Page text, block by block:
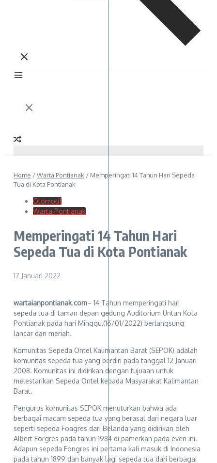
Home /Warta Pontianak / Memperingati 14 Tahun Hari Sepeda
Tua di Kota Pontianak
Otomotif
Warta Pontianak
Memperingati 14 Tahun Hari
Sepeda Tua di Kota Pontianak
17 Januari 2022
wartaianpontianak.com– 14 Tahun memperingati hari
sepeda tua di taman depan gedung Auditorium Untan Kota
Pontianak pada hari Minggu,(16/01/2022) berlangsung
lancar dan meriah.
Komunitas Sepeda Ontel Kalimantan Barat (SEPOK) adalah
komunitas sepeda tua yang berdiri pada tanggal 12 Januari
2008. Komunitas ini didirikan dengan tujuaan untuk
melestarikan Sepeda Ontel kepada Masyarakat Kalimantan
Barat.
Pengurus komunitas SEPOK menuturkan bahwa ada
berbagai macam sepeda tua yang berasal dari negara luar
seperti sepeda Foagres dari Belanda yang didirikan oleh
Albert Forgres pada tahun 1984 di pamerkan pada even ini.
Adapun sepeda Fongres ini pertama kali masuk di Indonesia
pada tahun 1899 dan banyak lagi sepeda tua dari berbagai